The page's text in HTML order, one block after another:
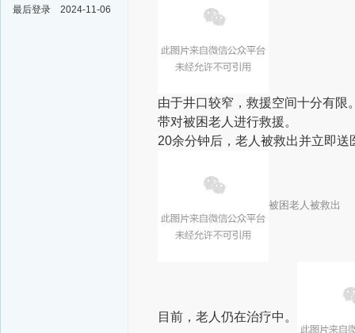
最后登录
2024-11-06
由于井口较窄，救援空间十分有
带对被困老人进行救援。
20余分钟后，老人被救出并立即送
被困老人被救出
目前，老人仍在治疗中。